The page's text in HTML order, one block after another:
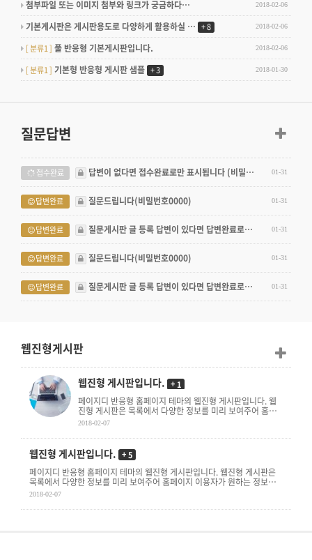
첨부파일 또는 이미지 첨부와 링크가 궁금하다… 2018-02-06
기본게시판은 게시판용도로 다양하게 활용하실 … +8 2018-02-06
[ 분류1 ] 풀 반응형 기본게시판입니다. 2018-02-06
[ 분류1 ] 기본형 반응형 게시판 샘플 +3 2018-01-30
질문답변
접수완료 답변이 없다면 접수완료로만 표시됩니다 (비밀… 01-31
답변완료 질문드립니다(비밀번호0000) 01-31
답변완료 질문게시판 글 등록 답변이 있다면 답변완료로… 01-31
답변완료 질문드립니다(비밀번호0000) 01-31
답변완료 질문게시판 글 등록 답변이 있다면 답변완료로… 01-31
웹진형게시판
웹진형 게시판입니다. + 1
페이지디 반응형 홈페이지 테마의 웹진형 게시판입니다. 웹
진형 게시판은 목록에서 다양한 정보를 미리 보여주어 홈페
이지 이용자가 원하는 정보를 쉽게 접글할 수 있도록 합니다.
2018-02-07
웹진형 게시판입니다. +5
페이지디 반응형 홈페이지 테마의 웹진형 게시판입니다. 웹진형 게시판은
목록에서 다양한 정보를 미리 보여주어 홈페이지 이용자가 원하는 정보를
쉽게 접글할 수 있도록 합니다. . . .
2018-02-07